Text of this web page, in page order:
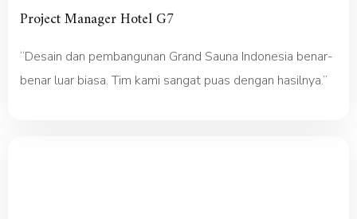
Project Manager Hotel G7
“Desain dan pembangunan Grand Sauna Indonesia benar-
benar luar biasa. Tim kami sangat puas dengan hasilnya.”